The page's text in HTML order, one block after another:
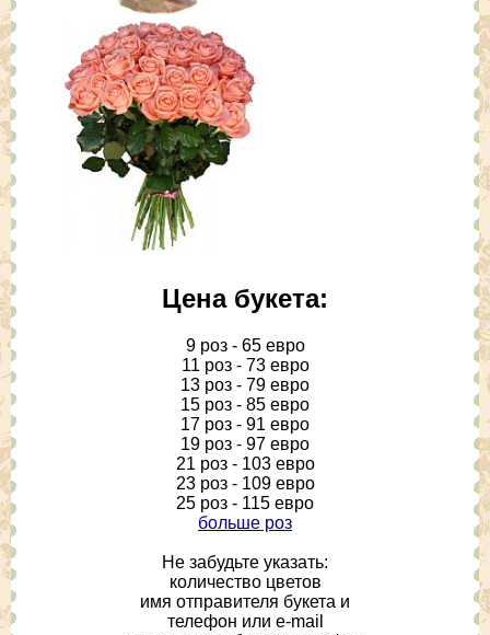
Цена букета:
9 роз - 65 евро
11 роз - 73 евро
13 роз - 79 евро
15 роз - 85 евро
17 роз - 91 евро
19 роз - 97 евро
21 роз - 103 евро
23 роз - 109 евро
25 роз - 115 евро
больше роз
Не забудьте указать:
количество цветов
имя отправителя букета и
телефон или e-mail